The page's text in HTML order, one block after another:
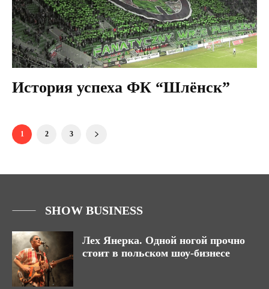
История успеха ФК “Шлёнск”
1 2 3
SHOW BUSINESS
Лех Янерка. Одной ногой прочно
стоит в польском шоу-бизнесе